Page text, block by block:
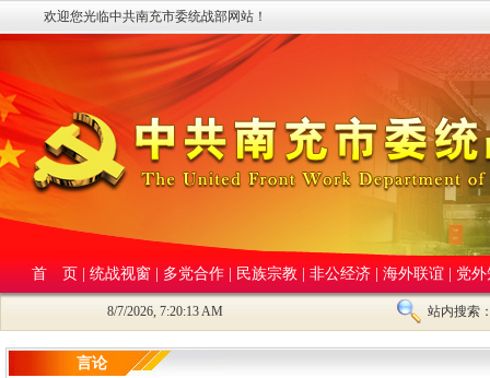
欢迎您光临中共南充市委统战部网站！
首 页 |统战视窗 多党合作 民族宗教 |非公经济 |海外联谊 党
8/7/2026, 7:20:14 AM 站内搜索
言论